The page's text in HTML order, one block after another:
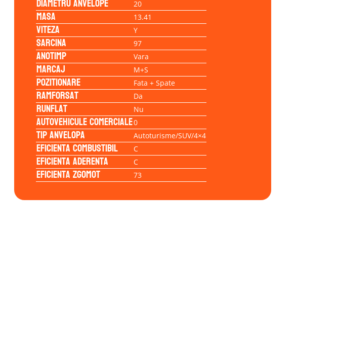
20
Masa 13.41
Viteza Y
Sarcina 97
Anotimp Vara
Marcaj M+S
Pozitionare Fata + Spate
Ramforsat Da
Runflat Nu
Autovehicule comerciale0
Tip anvelopa Autoturisme/SUV/4×4
Eficienta Combustibil C
Eficienta Aderenta C
Eficienta Zgomot 73